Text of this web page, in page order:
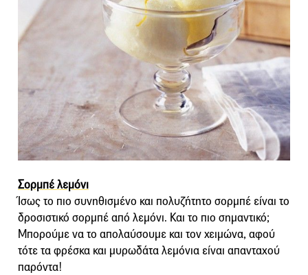
Σορμπέ λεμόνι
Ίσως το πιο συνηθισμένο και πολυζήτητο σορμπέ είναι το
δροσιστικό σορμπέ από λεμόνι. Και το πιο σημαντικό;
Μπορούμε να το απολαύσουμε και τον χειμώνα, αφού
τότε τα φρέσκα και μυρωδάτα λεμόνια είναι απανταχού
παρόντα!